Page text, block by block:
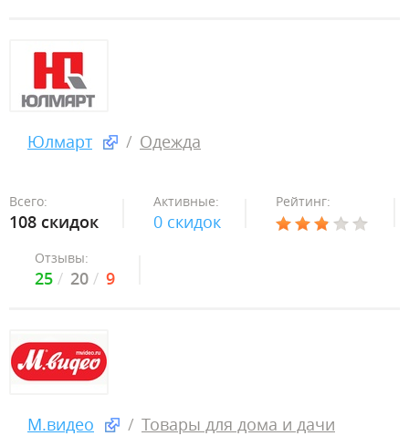
Юлмарт Одежда
Всего:
108 скидок
Активные:
0 скидок
Рейтинг:
Отзывы:
25 20 9
М.видео Товары для дома и дачи